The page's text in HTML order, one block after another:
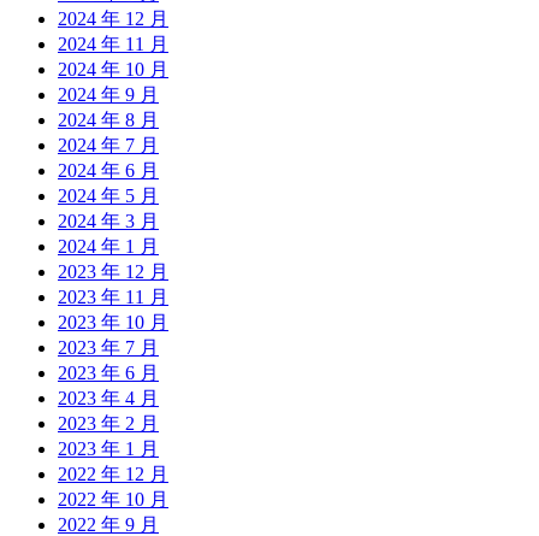
2024 年 12 月
2024 年 11 月
2024 年 10 月
2024 年 9 月
2024 年 8 月
2024 年 7 月
2024 年 6 月
2024 年 5 月
2024 年 3 月
2024 年 1 月
2023 年 12 月
2023 年 11 月
2023 年 10 月
2023 年 7 月
2023 年 6 月
2023 年 4 月
2023 年 2 月
2023 年 1 月
2022 年 12 月
2022 年 10 月
2022 年 9 月